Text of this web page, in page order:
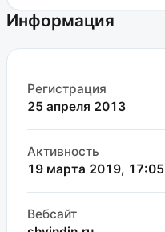
Информация
Регистрация
25 апреля 2013
Активность
19 марта 2019, 17:05
Вебсайт